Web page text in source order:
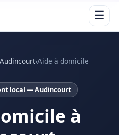
☰
Audincourt›Aide à domicile
local — Audincourt
à